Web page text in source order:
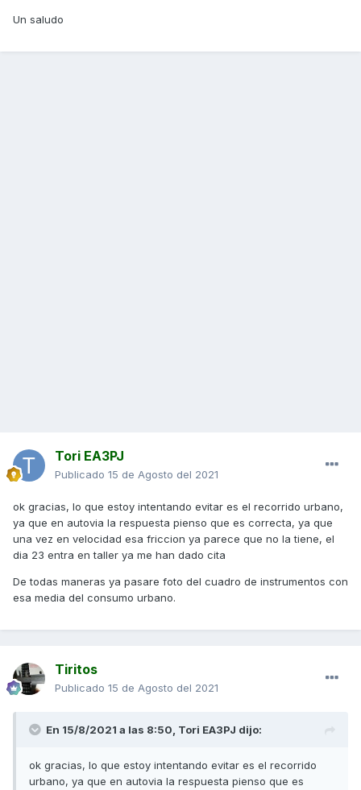
Un saludo
Tori EA3PJ
Publicado 15 de Agosto del 2021
ok gracias, lo que estoy intentando evitar es el recorrido urbano,
ya que en autovia la respuesta pienso que es correcta, ya que
una vez en velocidad esa friccion ya parece que no la tiene, el
dia 23 entra en taller ya me han dado cita
De todas maneras ya pasare foto del cuadro de instrumentos con
esa media del consumo urbano.
Tiritos
Publicado 15 de Agosto del 2021
En 15/8/2021 a las 8:50, Tori EA3PJ dijo:
ok gracias, lo que estoy intentando evitar es el recorrido
urbano, ya que en autovia la respuesta pienso que es